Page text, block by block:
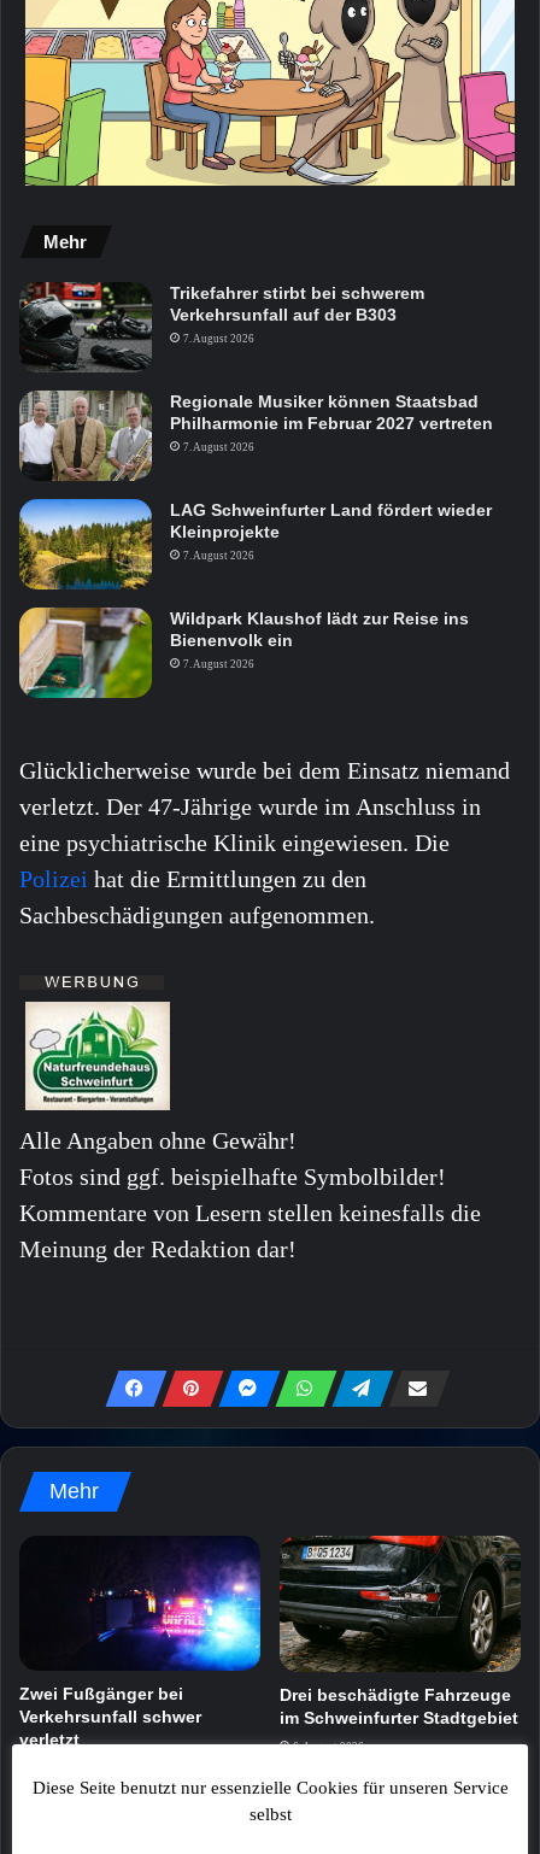
Mehr
Trikefahrer stirbt bei schwerem
Verkehrsunfall auf der B303
7. August 2026
Regionale Musiker können Staatsbad
Philharmonie im Februar 2027 vertreten
7. August 2026
LAG Schweinfurter Land fördert wieder
Kleinprojekte
7. August 2026
Wildpark Klaushof lädt zur Reise ins
Bienenvolk ein
7. August 2026
Glücklicherweise wurde bei dem Einsatz niemand
verletzt. Der 47-Jährige wurde im Anschluss in
eine psychiatrische Klinik eingewiesen. Die
Polizei hat die Ermittlungen zu den
Sachbeschädigungen aufgenommen.
Alle Angaben ohne Gewähr!
Fotos sind ggf. beispielhafte Symbolbilder!
Kommentare von Lesern stellen keinesfalls die
Meinung der Redaktion dar!
Mehr
Zwei Fußgänger bei
Verkehrsunfall schwer
verletzt
Drei beschädigte Fahrzeuge
im Schweinfurter Stadtgebiet
6. August 2026
Diese Seite benutzt nur essenzielle Cookies für unseren Service
selbst